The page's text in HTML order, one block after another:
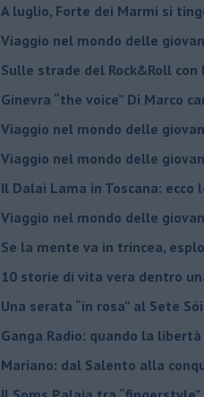
​A luglio, Forte dei Marmi si
Viaggio nel mondo delle
Sulle strade del Rock&Roll con
​Ginevra “the voice” Di Marco
Viaggio nel mondo delle
​Viaggio nel mondo delle
Il Dalai Lama in Toscana: ecco
Viaggio nel mondo delle
Se la mente va in trincea,
​10 storie di vita vera dentro
​Una serata “in rosa” al Sete
Ganga Radio: quando la
Mariano: dal Salento alla